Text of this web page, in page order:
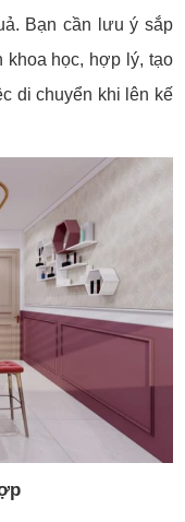
Bạn cần lưu ý sắp
khoa học, hợp lý, tạo
di chuyển khi lên kế